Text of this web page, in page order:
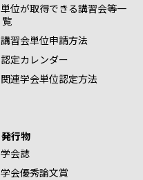
単位が取得できる講習会等一
覧
講習会単位申請方法
認定カレンダー
関連学会単位認定方法
発行物
学会誌
学会優秀論文賞